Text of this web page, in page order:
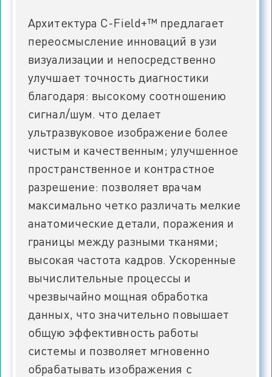
Архитектура C-Field+™ предлагает
переосмысление инноваций в узи
визуализации и непосредственно
улучшает точность диагностики
благодаря: высокому соотношению
сигнал/шум. что делает
ультразвуковое изображение более
чистым и качественным; улучшенное
пространственное и контрастное
разрешение: позволяет врачам
максимально четко различать мелкие
анатомические детали, поражения и
границы между разными тканями;
высокая частота кадров. Ускоренные
вычислительные процессы и
чрезвычайно мощная обработка
данных, что значительно повышает
общую эффективность работы
системы и позволяет мгновенно
обрабатывать изображения с